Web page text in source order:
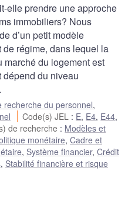
elle prendre une approche
immobiliers? Nous
d’un petit modèle
régime, dans lequel la
marché du logement est
dépend du niveau
recherche du personnel,
Code(s) JEL : E, E4, E44,
de recherche : Modèles et
monétaire, Cadre et
, Système financier, Crédit
, Stabilité financière et risque